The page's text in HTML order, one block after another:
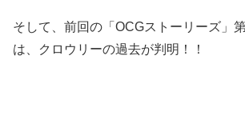
そして、前回の「OCGストーリーズ」
は、クロウリーの過去が判明！！